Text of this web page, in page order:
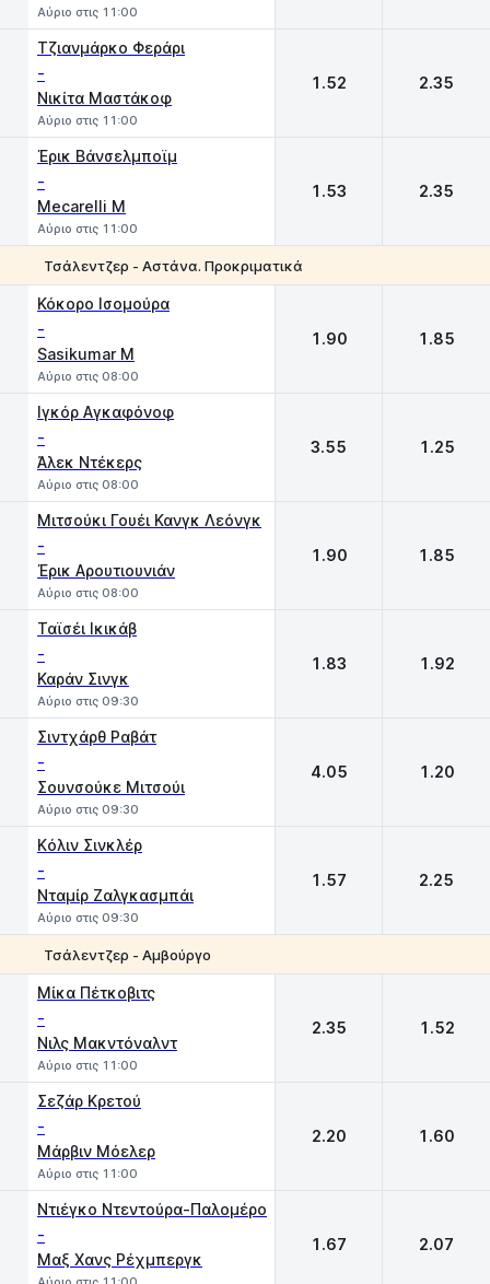
Αύριο στις 11:00
Τζιανμάρκο Φεράρι
-
Νικίτα Μαστάκοφ
Αύριο στις 11:00
1.52 2.35
Έρικ Βάνσελμποϊμ
-
Mecarelli M
Αύριο στις 11:00
1.53 2.35
Τσάλεντζερ - Αστάνα. Προκριματικά
Κόκορο Ισομούρα
-
Sasikumar M
Αύριο στις 08:00
1.90 1.85
Ιγκόρ Αγκαφόνοφ
-
Άλεκ Ντέκερς
Αύριο στις 08:00
3.55 1.25
Μιτσούκι Γουέι Κανγκ Λεόνγκ
-
Έρικ Αρουτιουνιάν
Αύριο στις 08:00
1.90 1.85
Ταϊσέι Ικικάβ
-
Καράν Σινγκ
Αύριο στις 09:30
1.83 1.92
Σιντχάρθ Ραβάτ
-
Σουνσούκε Μιτσούι
Αύριο στις 09:30
4.05 1.20
Kόλιν Σινκλέρ
-
Νταμίρ Ζαλγκασμπάι
Αύριο στις 09:30
1.57 2.25
Τσάλεντζερ - Αμβούργο
Μίκα Πέτκοβιτς
-
Νιλς Μακντόναλντ
Αύριο στις 11:00
2.35 1.52
Σεζάρ Κρετού
-
Μάρβιν Μόελερ
Αύριο στις 11:00
2.20 1.60
Ντιέγκο Ντεντούρα-Παλομέρο
-
Μαξ Χανς Ρέχμπεργκ
1.67 2.07